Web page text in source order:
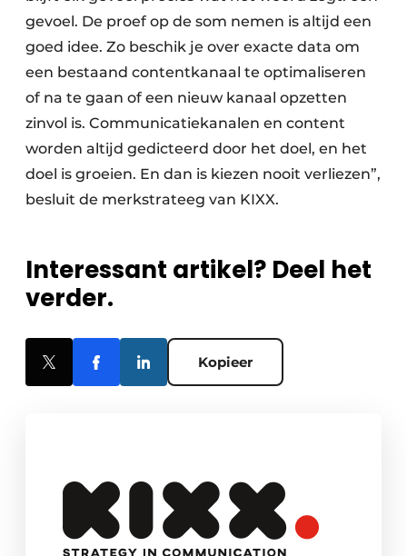
gevoel. De proef op de som nemen is altijd een
goed idee. Zo beschik je over exacte data om
een bestaand contentkanaal te optimaliseren
of na te gaan of een nieuw kanaal opzetten
zinvol is. Communicatiekanalen en content
worden altijd gedicteerd door het doel, en het
doel is groeien. En dan is kiezen nooit verliezen”,
besluit de merk­strateeg van KIXX.
Interessant artikel? Deel het
verder.
Kopieer